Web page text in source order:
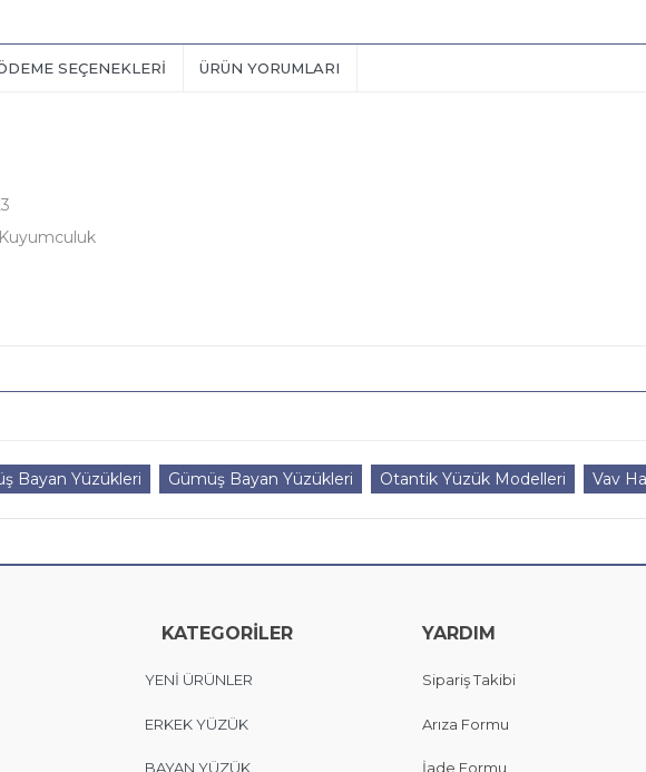
SEÇENEKLERI ÜRÜN YORUMLARI
Bayan Yüzükleri Gümüş Bayan Yüzükleri Otantik Yüzük Modelleri Vav
KATEGORİLER
YENİ ÜRÜNLER
ERKEK YÜZÜK
BAYAN YÜZÜK
YARDIM
Sipariş Takibi
Arıza Formu
İade Formu